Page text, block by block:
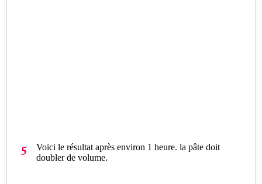
Voici le résultat après environ 1 heure. la pâte doit
doubler de volume.